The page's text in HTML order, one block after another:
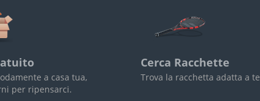
a casa tua,
per ripensarci.
Cerca Racchette
Trova la racchetta adatta a te